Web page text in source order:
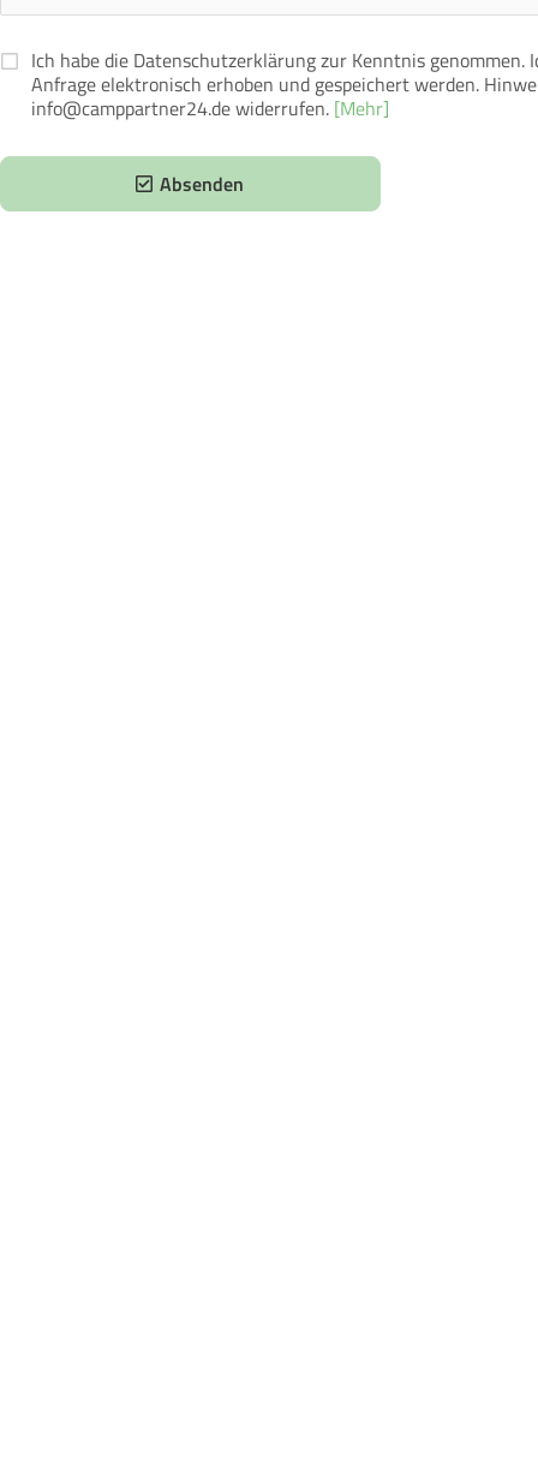
Ich habe die Datenschutzerklärung zur Kenntnis
Anfrage elektronisch erhoben und gespeichert werden.
info@camppartner24.de widerrufen. [Mehr]
Absenden